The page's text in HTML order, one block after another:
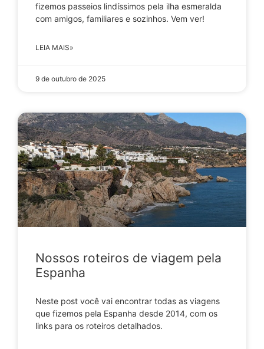
fizemos passeios lindíssimos pela ilha esmeralda
com amigos, familiares e sozinhos. Vem ver!
LEIA MAIS»
9 de outubro de 2025
Nossos roteiros de viagem pela
Espanha
Neste post você vai encontrar todas as viagens
que fizemos pela Espanha desde 2014, com os
links para os roteiros detalhados.